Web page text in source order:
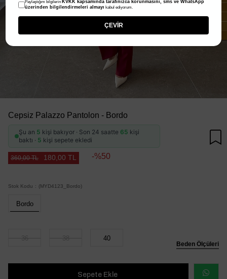
Cepsiz Palazzo Pantolon - Bordo
Şu an 5 kişi bakıyor · Son 24 saatte 65 kişi
baktı · 5 kişi sepete ekledi
360,00 TL 180,00 TL 50
Stok Kodu (MYD4123_Bordo)
Beden Ölçüleri
Bordo
40
Paylaştığım bilgilerin KVKK kapsamında tarafınızca korunmasını, sms ve WhatsApp
üzerinden bilgilendirmeleri almayı kabul ediyorum.
ÇEVİR